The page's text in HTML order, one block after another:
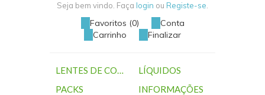
Seja bem vindo. Faça login ou Registe-se
Favoritos (0)
Conta
Carrinho
Finalizar
LENTES DE CONTACTO
LÍQUIDOS
PACKS
INFORMAÇÕES